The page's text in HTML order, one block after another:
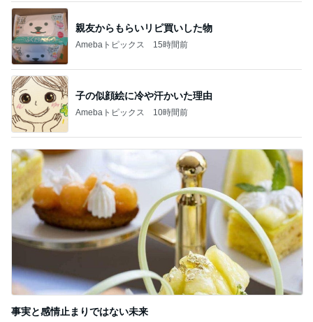
親友からもらいリピ買いした物
Amebaトピックス 15時間前
子の似顔絵に冷や汗かいた理由
Amebaトピックス 10時間前
事実と感情止まりではない未来